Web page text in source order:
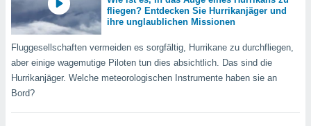
. Sie
jederzeit
fliegen? Entdecken Sie Hurrikanjäger und
ihre unglaublichen Missionen
Fluggesellschaften vermeiden es sorgfältig, Hurrikane zu durchfliegen,
aber einige wagemutige Piloten tun dies absichtlich. Das sind die
Hurrikanjäger. Welche meteorologischen Instrumente haben sie an
Bord?